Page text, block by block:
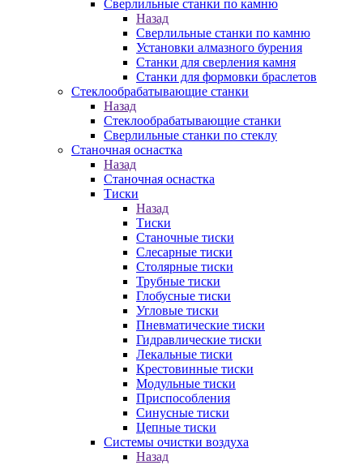
Сверлильные станки по камню
Назад
Сверлильные станки по камню
Установки алмазного бурения
Станки для сверления камня
Станки для формовки браслетов
Стеклообрабатывающие станки
Назад
Стеклообрабатывающие станки
Сверлильные станки по стеклу
Станочная оснастка
Назад
Станочная оснастка
Тиски
Назад
Тиски
Станочные тиски
Слесарные тиски
Столярные тиски
Трубные тиски
Глобусные тиски
Угловые тиски
Пневматические тиски
Гидравлические тиски
Лекальные тиски
Крестовинные тиски
Модульные тиски
Приспособления
Синусные тиски
Цепные тиски
Системы очистки воздуха
Назад